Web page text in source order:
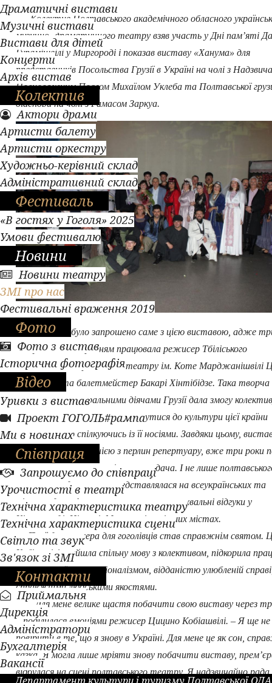
Драматичні вистави
Музичні вистави
Вистави для дітей
Концерти
Архів вистав
Колектив
Актори драми
Артисти балету
Артисти оркестру
Художньо-керівний склад
Адміністративний склад
Фестиваль
«В гостях у Гоголя» 2025
Умови фестивалю
Новини
Новини театру
ЗМІ про нас
Фестивальні враження 2019
Фото
Фото з вистав
Історична фотографія
Відео
Уривки з вистав
Проект ГОГОЛЬ#рампа
Ми в новинах
Співпраця
Запрошуємо до співпраці
Урочистості в театрі
Технічна характеристика театру
Технічна характеристика сцени
Світло та звук
Зв'язок зі ЗМІ
Контакти
Приймальня
Дирекція
Адміністратори
Бухгалтерія
Вакансії
Колектив Полтавського академічного обласного
музично- драматичного театру взяв участь у Дні пам’яті
Гурамішвілі у Миргороді і показав виставу «Ханума» для
представників Посольства Грузії в Україні на чолі з
Повноважним Послом Михаїлом Уклеба та Полтавської
діаспори на чолі з Рамасом Заркуа.
Гоголівців було запрошено саме з цією виставою, адже
тому над її створенням працювала режисер Тбіліського
академічного державного театру ім. Коте Марджанішвілі
Кобіашвілі та балетмейстер Бакарі Хінтібідзе. Така творча
співпраця з театральними діячами Грузії дала змогу
полтавського театру доторкнутися до культури цієї країни
безпосередньо спілкуючись із її носіями. Завдяки цьому,
«Ханума» стала однією з перлин репертуару, вже три роки
користується популярністю у глядача. І не лише
вистава неодноразово представлялася на всеукраїнських та
міжнародних фестивалях, отримувала схвальні відгуки у
Кіровограді, Ніжині, Миколаєві та інших містах.
Приїзд режисера для гоголівців став справжнім святом.
Кобіашвілі знайшла спільну мову з колективом, підкорила
театру своїм професіоналізмом, відданістю улюбленій
справжніми людськими якостями.
– Для мене велике щастя побачити свою виставу через
– поділилася емоціями режисер Цицино Кобіашвілі. – Я ще
повірити в те, що я знову в Україні. Для мене це як сон,
казка. Я могла лише мріяти знову побачити виставу,
відбулася на сцені полтавського театру. Я надзвичайно